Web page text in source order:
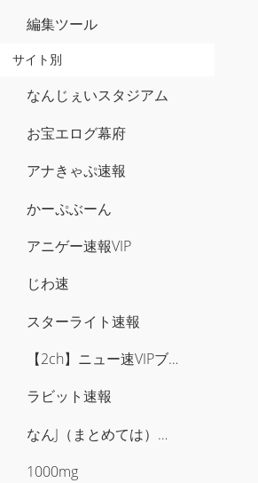
編集ツール
サイト別
なんじぇいスタジアム
お宝エログ幕府
アナきゃぷ速報
かーぷぶーん
アニゲー速報VIP
じわ速
スターライト速報
【2ch】ニュー速VIPブログ(`･ω･´)
ラビット速報
なんJ（まとめては）いかんのか？
1000mg